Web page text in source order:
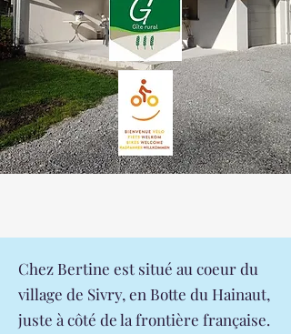
Chez Bertine est situé au coeur du
village de Sivry, en Botte du Hainaut,
juste à côté de la frontière française.